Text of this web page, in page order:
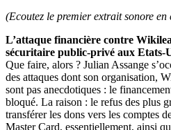
(Ecoutez le premier extrait sonore
L’attaque financière contre
sécuritaire public-privé aux Etats-
Que faire, alors ? Julian Assange
des attaques dont son organisation,
sont pas anecdotiques : le
bloqué. La raison : le refus des plus
transférer les dons vers les comptes
Master Card, essentiellement, ainsi